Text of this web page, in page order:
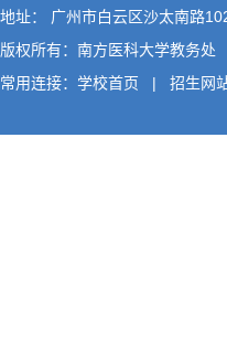
地址： 广州市白云区沙太南路
版权所有：南方医科大学教务处
常用连接： 学校首页 | 招生网